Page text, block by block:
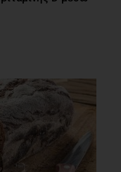
Συστήματα.
Εγχειρίδιο
Διαιτητικής
τρόπο
σελ.204